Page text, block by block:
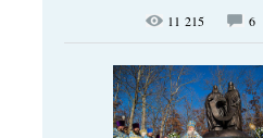
11 215 6